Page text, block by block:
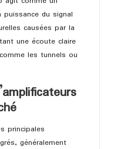
du signal
causées par la
une écoute claire
les tunnels ou
principales
généralement